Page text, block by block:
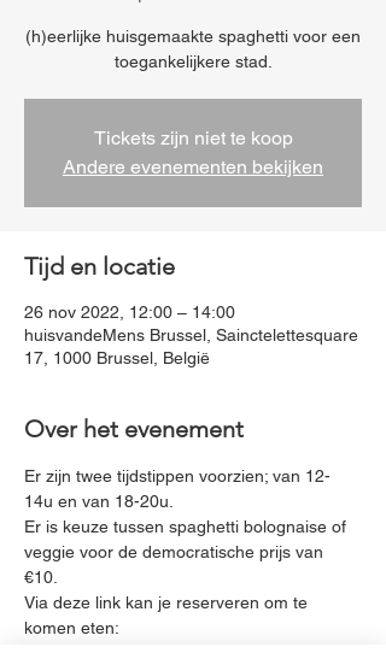
(h)eerlijke huisgemaakte spaghetti voor een
toegankelijkere stad.
Tickets zijn niet te koop
Andere evenementen bekijken
Tijd en locatie
26 nov 2022, 12:00 – 14:00
huisvandeMens Brussel, Sainctelettesquare
17, 1000 Brussel, België
Over het evenement
Er zijn twee tijdstippen voorzien; van 12-
14u en van 18-20u.
Er is keuze tussen spaghetti bolognaise of
veggie voor de democratische prijs van
€10.
Via deze link kan je reserveren om te
komen eten: